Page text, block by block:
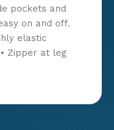
pockets and
on and off.
elastic
Zipper at leg